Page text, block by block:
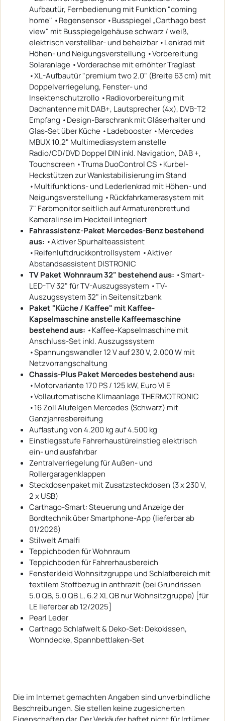
Aufbautür, Fernbedienung mit Funktion "coming
home" •Regensensor •Busspiegel „Carthago best
view" mit Busspiegelgehäuse schwarz / weiß,
elektrisch verstellbar- und beheizbar •Lenkrad mit
Höhen- und Neigungsverstellung •Vorbereitung
Solaranlage •Vorderachse mit erhöhter Traglast
•XL-Aufbautür "premium two 2.0" (Breite 63 cm) mit
Doppelverriegelung, Fenster- und
Insektenschutzrollo •Radiovorbereitung mit
Dachantenne mit DAB+, Lautsprecher (4x), DVB-T2
Empfang •Design-Barschrank mit Gläserhalter und
Glas-Set über Küche •Ladebooster •Mercedes
MBUX 10,2" Multimediasystem anstelle
Radio/CD/DVD Doppel DIN inkl. Navigation, DAB +,
Touchscreen •Truma DuoControl CS •Kurbel-
Heckstützen zur Wankstabilisierung im Stand
•Multifunktions- und Lederlenkrad mit Höhen- und
Neigungsverstellung •Rückfahrkamerasystem mit
7" Farbmonitor seitlich auf Armaturenbrettund
Kameralinse im Heckteil integriert
Fahrassistenz-Paket Mercedes-Benz bestehend
aus: •Aktiver Spurhalteassistent
•Reifenluftdruckkontrollsystem •Aktiver
Abstandsassistent DISTRONIC
TV Paket Wohnraum 32" bestehend aus: •Smart-
LED-TV 32" für TV-Auszugssystem •TV-
Auszugssystem 32" in Seitensitzbank
Paket "Küche / Kaffee" mit Kaffee-
Kapselmaschine anstelle Kaffeemaschine
bestehend aus: •Kaffee-Kapselmaschine mit
Anschluss-Set inkl. Auszugssystem
•Spannungswandler 12 V auf 230 V, 2.000 W mit
Netzvorrangschaltung
Chassis-Plus Paket Mercedes bestehend aus:
•Motorvariante 170 PS / 125 kW, Euro VI E
•Vollautomatische Klimaanlage THERMOTRONIC
•16 Zoll Alufelgen Mercedes (Schwarz) mit
Ganzjahresbereifung
Auflastung von 4.200 kg auf 4.500 kg
Einstiegsstufe Fahrerhaustüreinstieg elektrisch
ein- und ausfahrbar
Zentralverriegelung für Außen- und
Rollergaragenklappen
Steckdosenpaket mit Zusatzsteckdosen (3 x 230 V,
2 x USB)
Carthago-Smart: Steuerung und Anzeige der
Bordtechnik über Smartphone-App (lieferbar ab
01/2026)
Stilwelt Amalfi
Teppichboden für Wohnraum
Teppichboden für Fahrerhausbereich
Fensterkleid Wohnsitzgruppe und Schlafbereich mit
textilem Stoffbezug in anthrazit (bei Grundrissen
5.0 QB, 5.0 QB L, 6.2 XL QB nur Wohnsitzgruppe) [für
LE lieferbar ab 12/2025]
Pearl Leder
Carthago Schlafwelt & Deko-Set: Dekokissen,
Wohndecke, Spannbettlaken-Set
Die im Internet gemachten Angaben sind unverbindliche
Beschreibungen. Sie stellen keine zugesicherten